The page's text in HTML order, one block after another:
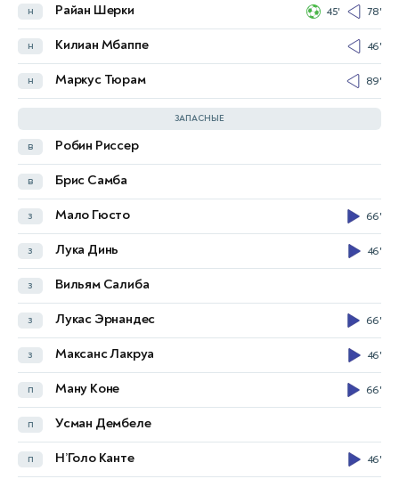
н Райан Шерки 45' 78'
н Килиан Мбаппе 46'
н Маркус Тюрам 89'
ЗАПАСНЫЕ
в Робин Риссер
в Брис Самба
з Мало Гюсто 66'
з Лука Динь 46'
з Вильям Салиба
з Лукас Эрнандес 66'
з Максанс Лакруа 46'
п Ману Коне 66'
п Усман Дембеле
п Н’Голо Канте 46'
н Элье Ваи
н Ян Дьоманде
н Умар Диаките 46'
в Альбан Лафон
з Усман Дьоманде
з Одилон Коссуну
з Кристофер Опери
п Жан-Мишель Сери
п Ибраим Сангаре
п Парфе Гиагон
н Анж-Йоан Бонни
н Амад Диалло
н Николя Пепе